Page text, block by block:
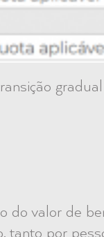
valor de
tanto por